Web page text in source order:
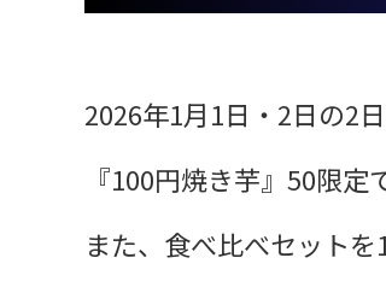
2026年1月1日・2日の2
『100円焼き芋』50限定
また、食べ比べセットを